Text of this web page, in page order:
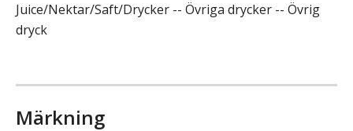
Juice/Nektar/Saft/Drycker -- Övriga drycker -- Övrig
dryck
Märkning